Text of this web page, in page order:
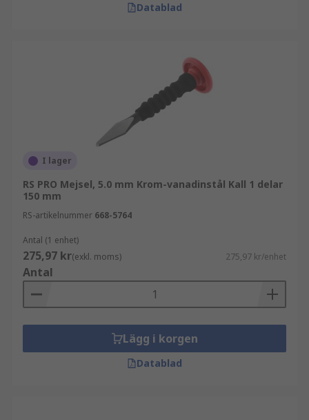
Datablad
I lager
RS PRO Mejsel, 5.0 mm Krom-vanadinstål Kall 1 delar
150 mm
RS-artikelnummer 668-5764
Antal (1 enhet)
275,97 kr(exkl. moms) 275,97 kr/enhet
Antal
Lägg i korgen
Datablad